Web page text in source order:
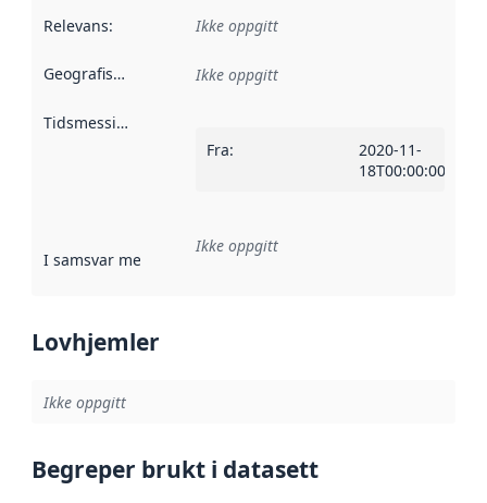
Relevans: Ikke oppgitt
Geografisk avgrensning :
Ikke oppgitt
Tidsmessig avgrensning
Fra:
2020-11-
18T00:00:00Z
I samsvar med Referanse til en implementasjonsregel
Ikke oppgitt
Lovhjemler
Ikke oppgitt
Begreper brukt i datasett